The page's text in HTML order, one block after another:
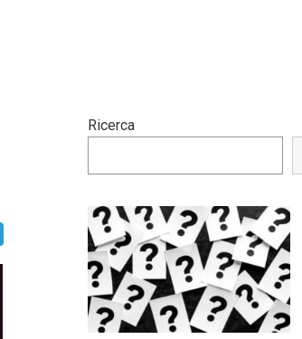
Ricerca